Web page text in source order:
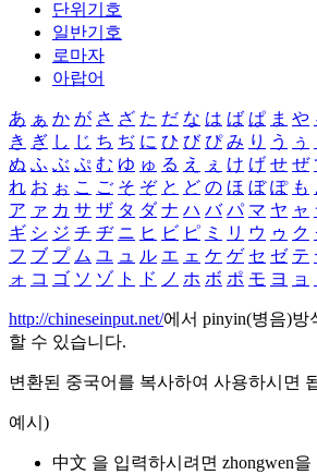
단위기호
일반기호
로마자
아랍어
あ ぁ か が さ ざ た だ な は ば ぱ ま や
き ぎ し じ ち ぢ に ひ び ぴ み り う ぅ
ぬ ふ ぶ ぷ む ゆ ゅ る え ぇ け げ せ ぜ
れ お ぉ こ ご そ ぞ と ど の ほ ぼ ぽ も
ア ァ カ サ ザ タ ダ ナ ハ バ パ マ ヤ ャ
ギ シ ジ チ ヂ ニ ヒ ビ ピ ミ リ ウ ゥ ク
フ ブ プ ム ユ ュ ル エ ェ ケ ゲ セ ゼ テ
ォ コ ゴ ソ ゾ ト ド ノ ホ ボ ポ モ ヨ ョ
http://chineseinput.net/에서 pinyin(병음)방
할 수 있습니다.
변환된 중국어를 복사하여 사용하시면
예시)
中文 을 입력하시려면 zhongwen을